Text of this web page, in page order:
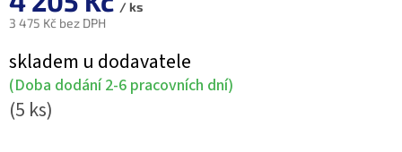
/ ks
3 475 Kč bez DPH
cena:
skladem u dodavatele
(Doba dodání 2-6 pracovních dní)
(5 ks)